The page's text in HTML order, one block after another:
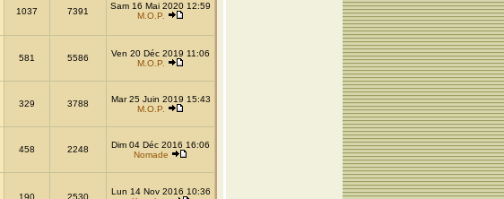
1037 7391
Sam 16 Mai 2020 12:59
M.O.P.
581 5586
Ven 20 Déc 2019 11:06
M.O.P.
329 3788
Mar 25 Juin 2019 15:43
M.O.P.
458 2248
Dim 04 Déc 2016 16:06
Nomade
190 2530
Lun 14 Nov 2016 10:36